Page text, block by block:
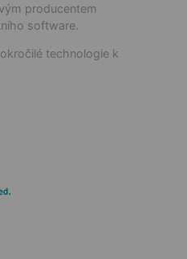
producentem
software.
technologie k